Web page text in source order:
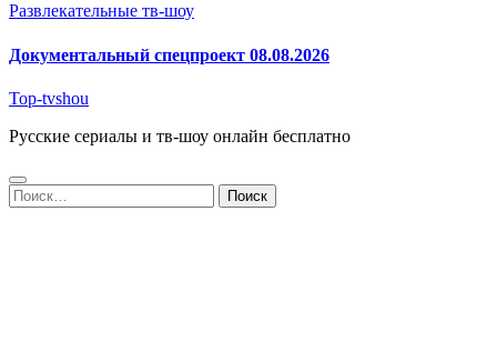
Развлекательные тв-шоу
Документальный спецпроект 08.08.2026
Top-tvshou
Русские сериалы и тв-шоу онлайн бесплатно
Найти: